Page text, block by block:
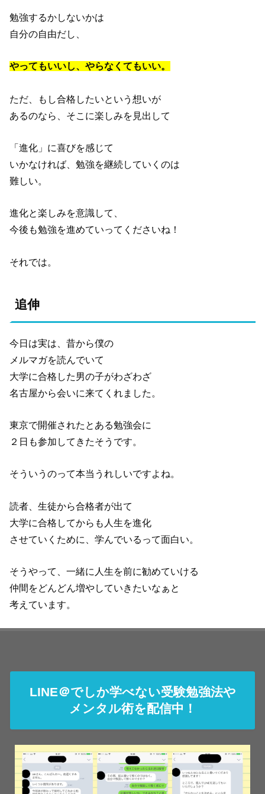
勉強するかしないかは
自分の自由だし、
やってもいいし、やらなくてもいい。
ただ、もし合格したいという想いが
あるのなら、そこに楽しみを見出して
「進化」に喜びを感じて
いかなければ、勉強を継続していくのは
難しい。
進化と楽しみを意識して、
今後も勉強を進めていってくださいね！
それでは。
追伸
今日は実は、昔から僕の
メルマガを読んでいて
大学に合格した男の子がわざわざ
名古屋から会いに来てくれました。
東京で開催されたとある勉強会に
２日も参加してきたそうです。
そういうのって本当うれしいですよね。
読者、生徒から合格者が出て
大学に合格してからも人生を進化
させていくために、学んでいるって面白い。
そうやって、一緒に人生を前に勧めていける
仲間をどんどん増やしていきたいなぁと
考えています。
LINE＠でしか学べない受験勉強法や
メンタル術を配信中！